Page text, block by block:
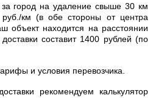
город на удаление свыше 30 км
км (в обе стороны от центра
объект находится на расстоянии
составит 1400 рублей (по
и условия перевозчика.
рекомендуем калькулятор